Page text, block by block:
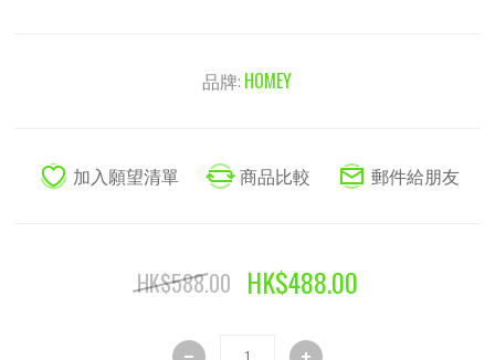
品牌: HOMEY
HK$588.00 HK$488.00